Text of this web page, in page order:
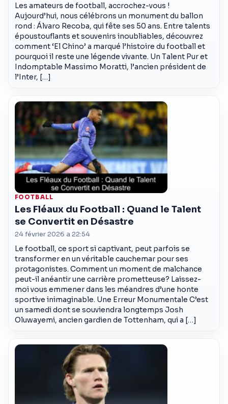
Les amateurs de football, accrochez-vous !
Aujourd’hui, nous célébrons un monument du ballon
rond : Álvaro Recoba, qui fête ses 50 ans. Entre talents
époustouflants et souvenirs inoubliables, découvrez
comment ‘El Chino’ a marqué l’histoire du football et
pourquoi il reste une légende vivante. Un Talent Pur et
Indomptable Massimo Moratti, l’ancien président de
l’Inter, […]
FOOTBALL
Les Fléaux du Football : Quand le Talent
se Convertit en Désastre
24 février 2026 a 22:54
Le football, ce sport si captivant, peut parfois se
transformer en un véritable cauchemar pour ses
protagonistes. Comment un moment de malchance
peut-il anéantir une carrière prometteuse? Laissez-
moi vous emmener dans les méandres d’une honte
sportive inimaginable. Une Erreur Monumentale C’est
un samedi dont se souviendra longtemps Josh
Oluwayemi, ancien gardien de Tottenham, qui a […]